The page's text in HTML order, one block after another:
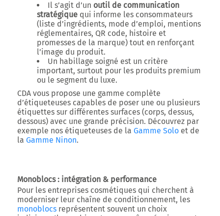
Il s’agit d’un outil de communication
stratégique qui informe les consommateurs
(liste d’ingrédients, mode d’emploi, mentions
réglementaires, QR code, histoire et
promesses de la marque) tout en renforçant
l’image du produit.
Un habillage soigné est un critère
important, surtout pour les produits premium
ou le segment du luxe.
CDA vous propose une gamme complète
d’étiqueteuses capables de poser une ou plusieurs
étiquettes sur différentes surfaces (corps, dessus,
dessous) avec une grande précision. Découvrez par
exemple nos étiqueteuses de la Gamme Solo et de
la Gamme Ninon.
Monoblocs : intégration & performance
Pour les entreprises cosmétiques qui cherchent à
moderniser leur chaîne de conditionnement, les
monoblocs représentent souvent un choix